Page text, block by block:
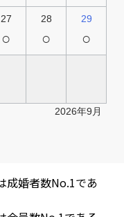
27
○
28
○
29
○
2026年9月